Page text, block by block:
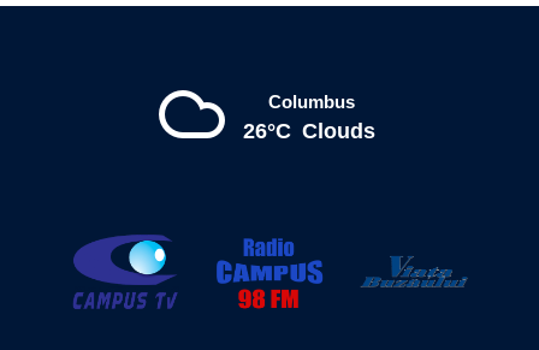
Columbus
26°C Clouds